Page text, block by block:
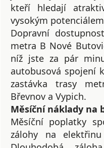
kteří hledají
vysokým
Dopravní
metra B Nové
níž jste za pár
autobusová spojení
zastávka trasy
Břevnov a Vypich.
Měsíční náklady na
Měsíční poplatky
zálohy na